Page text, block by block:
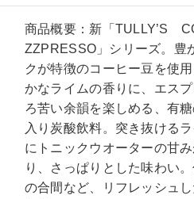
商品概要：新「TULLY’S
ZZPRESSO」シリーズ。豊
クが特徴のコーヒー豆を使
かなライムの香りに、エス
ろ苦い余韻を楽しめる、有
入り炭酸飲料。突き抜ける
にトニックウオーターの甘み
り、さっぱりとした味わい
の合間など、リフレッシュ